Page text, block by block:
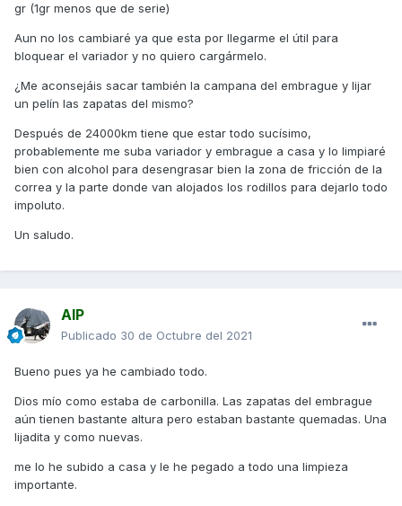
gr (1gr menos que de serie)
Aun no los cambiaré ya que esta por llegarme el útil para
bloquear el variador y no quiero cargármelo.
¿Me aconsejáis sacar también la campana del embrague y lijar
un pelín las zapatas del mismo?
Después de 24000km tiene que estar todo sucísimo,
probablemente me suba variador y embrague a casa y lo limpiaré
bien con alcohol para desengrasar bien la zona de fricción de la
correa y la parte donde van alojados los rodillos para dejarlo todo
impoluto.
Un saludo.
AIP
Publicado 30 de Octubre del 2021
Bueno pues ya he cambiado todo.
Dios mío como estaba de carbonilla. Las zapatas del embrague
aún tienen bastante altura pero estaban bastante quemadas. Una
lijadita y como nuevas.
me lo he subido a casa y le he pegado a todo una limpieza
importante.